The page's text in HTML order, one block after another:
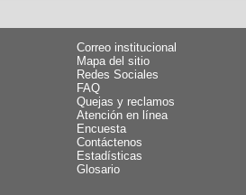
Correo institucional
Mapa del sitio
Redes Sociales
FAQ
Quejas y reclamos
Atención en línea
Encuesta
Contáctenos
Estadísticas
Glosario